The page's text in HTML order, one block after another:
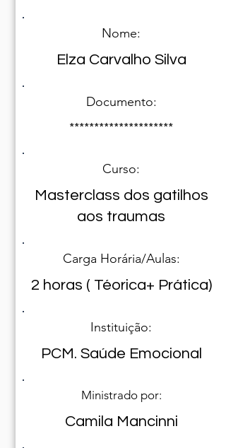
Nome:
Elza Carvalho Silva
Documento:
*********************
Curso:
Masterclass dos gatilhos
aos traumas
Carga Horária/Aulas:
2 horas ( Téorica+ Prática)
Instituição:
PCM. Saúde Emocional
Ministrado por:
Camila Mancinni